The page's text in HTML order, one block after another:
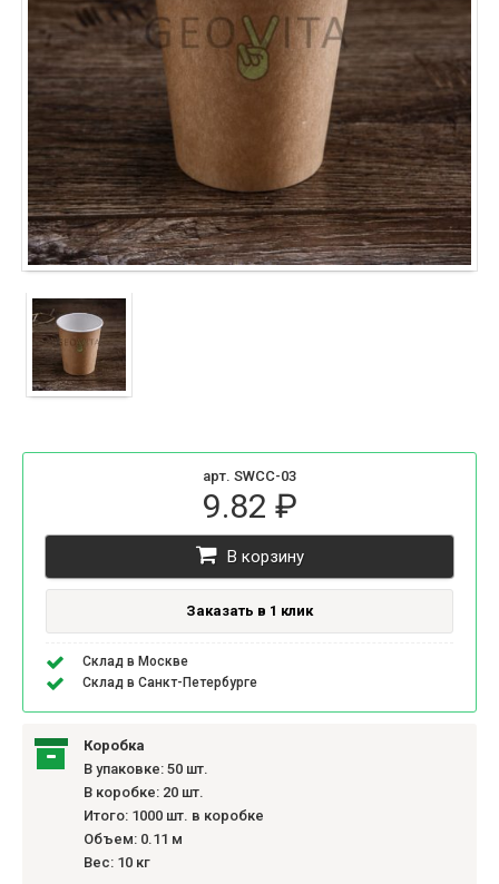
арт. SWCC-03
9.82 ₽
В корзину
Заказать в 1 клик
Склад в Москве
Склад в Санкт-Петербурге
Коробка
В упаковке: 50 шт.
В коробке: 20 шт.
Итого: 1000 шт. в коробке
Объем: 0.11 м
Вес: 10 кг